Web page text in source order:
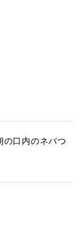
の口内のネバつ